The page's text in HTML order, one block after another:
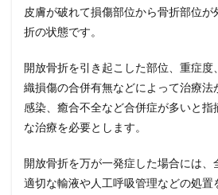
皮膚が破れて損傷部位から骨折部位
折の状態です。
開放骨折を引き起こした部位、重症度
織損傷の合併有無などによって治療法
感染、癒合不全など合併症が多いと指
な治療を必要とします。
開放骨折を万が一発症した場合には、
適切な輸液や人工呼吸管理などの処置